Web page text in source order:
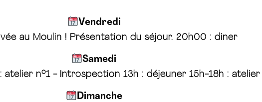
Vendredi
au Moulin ! Présentation du séjour. 20h00 : diner
Samedi
n°1 - Introspection 13h : déjeuner 15h-18h :
Dimanche